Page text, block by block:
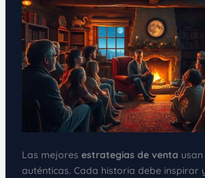
Las mejores estrategias de venta
auténticas. Cada historia debe inspirar